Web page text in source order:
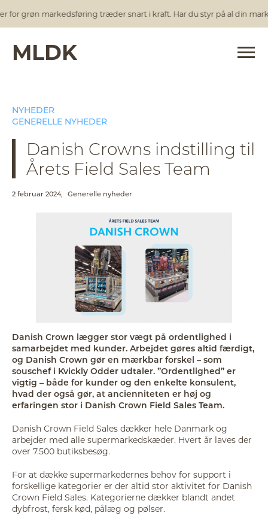
grøn markedsføring træder snart i kraft. Har du styr på al din
MLDK
NYHEDER
GENERELLE NYHEDER
Danish Crowns indstilling til
Årets Field Sales Team
2 februar 2024, Generelle nyheder
Danish Crown lægger stor vægt på ordentlighed i
samarbejdet med kunder. Arbejdet gøres altid færdigt,
og Danish Crown gør en mærkbar forskel – som
souschef i Kvickly Odder udtaler. ”Ordentlighed” er
vigtig – både for kunder og den enkelte konsulent,
hvad der også gør, at ancienniteten er høj og
erfaringen stor i Danish Crown Field Sales Team.
Danish Crown Field Sales dækker hele Danmark og
arbejder med alle supermarkedskæder. Hvert år laves der
over 7.500 butiksbesøg.
For at dække supermarkedernes behov for support i
forskellige kategorier er der altid stor aktivitet for Danish
Crown Field Sales. Kategorierne dækker blandt andet
dybfrost, fersk kød, pålæg og pølser.